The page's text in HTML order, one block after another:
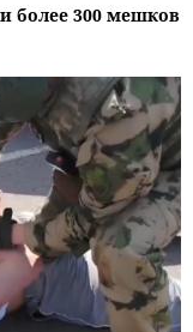
более 300 мешков